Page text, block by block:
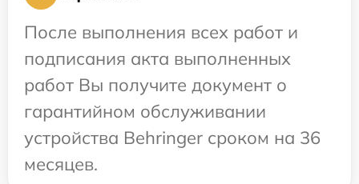
После выполнения всех работ и
подписания акта выполненных
работ Вы получите документ о
гарантийном обслуживании
устройства Behringer сроком на 36
месяцев.